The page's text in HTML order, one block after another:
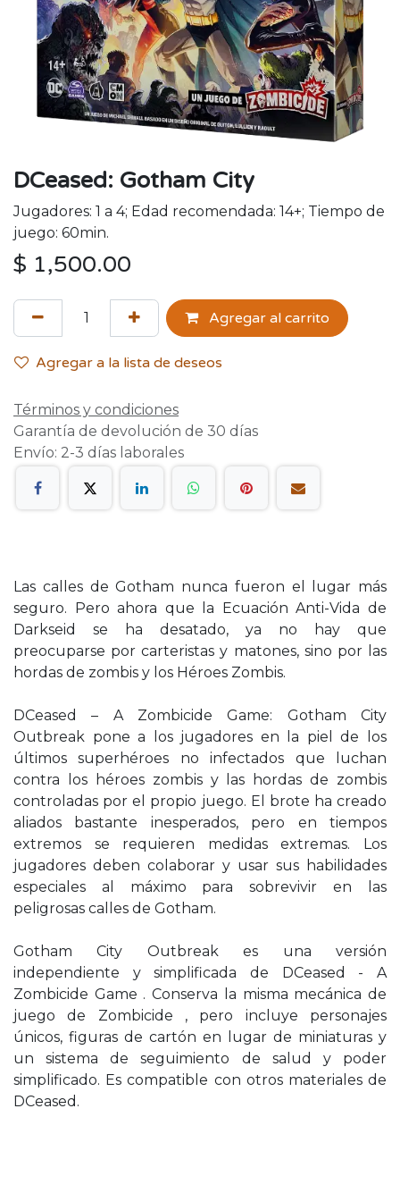
DCeased: Gotham City
Jugadores: 1 a 4; Edad recomendada: 14+; Tiempo de
juego: 60min.
$ 1,500.00
Agregar al carrito
Agregar a la lista de deseos
Términos y condiciones
Garantía de devolución de 30 días
Envío: 2-3 días laborales
Las calles de Gotham nunca fueron el lugar más
seguro. Pero ahora que la Ecuación Anti-Vida de
Darkseid se ha desatado, ya no hay que
preocuparse por carteristas y matones, sino por las
hordas de zombis y los Héroes Zombis.
DCeased – A Zombicide Game: Gotham City
Outbreak pone a los jugadores en la piel de los
últimos superhéroes no infectados que luchan
contra los héroes zombis y las hordas de zombis
controladas por el propio juego. El brote ha creado
aliados bastante inesperados, pero en tiempos
extremos se requieren medidas extremas. Los
jugadores deben colaborar y usar sus habilidades
especiales al máximo para sobrevivir en las
peligrosas calles de Gotham.
Gotham City Outbreak es una versión
independiente y simplificada de DCeased - A
Zombicide Game . Conserva la misma mecánica de
juego de Zombicide , pero incluye personajes
únicos, figuras de cartón en lugar de miniaturas y
un sistema de seguimiento de salud y poder
simplificado. Es compatible con otros materiales de
DCeased.